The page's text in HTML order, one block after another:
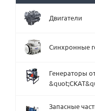
Двигатели
Синхронные
Генераторы
Запасные